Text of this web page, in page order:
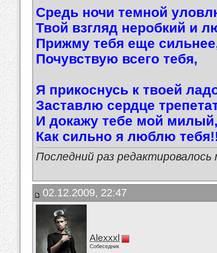
Средь ночи темной
Твой взгляд неробкий и
Прижму тебя еще
Почувствую всего тебя,
Я прикоснусь к твоей
Заставлю сердце
И докажу тебе мой
Как сильно я люблю
Последний раз
02.12.2009, 22:47
Alexxxl
Собеседник